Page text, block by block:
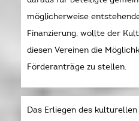
möglicherweise
Finanzierung, wollte der
diesen Vereinen die
Förderanträge zu stellen.
Das Erliegen des